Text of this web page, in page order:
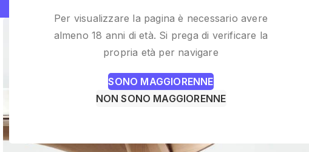
Per visualizzare la pagina è necessario avere
almeno 18 anni di età. Si prega di verificare la
propria età per navigare
SONO MAGGIORENNE
NON SONO MAGGIORENNE